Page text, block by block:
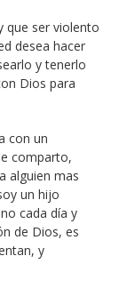
que ser violento
desea hacer
y tenerlo
Dios para
con un
comparto,
alguien mas
un hijo
cada día y
de Dios, es
y